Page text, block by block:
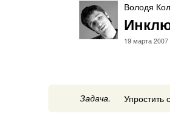
Володя
19 марта 2007
Задача. Упростить